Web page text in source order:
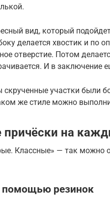
вид, который
делается хвостик и по
отверстие. Потом
И в заключение
скрученные участки были
же стиле можно
причёски на
Классные» — так можно
помощью резинок